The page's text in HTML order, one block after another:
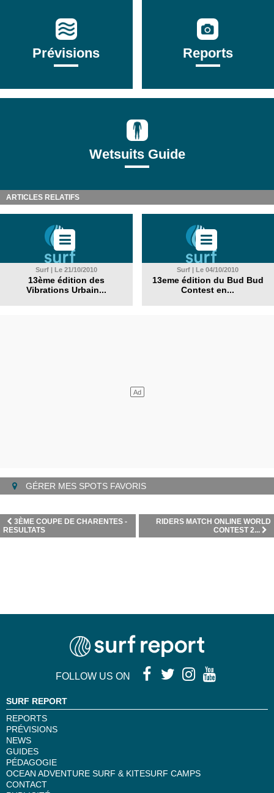
Prévisions Reports
Wetsuits Guide
ARTICLES RELATIFS
Surf | Le 21/10/2010
13ème édition des
Vibrations Urbain...
Surf | Le 04/10/2010
13eme édition du Bud Bud
Contest en...
GÉRER MES SPOTS FAVORIS
RIDERS MATCH ONLINE WORLD
CONTEST 2...
3ÈME COUPE DE CHARENTES -
RESULTATS
FOLLOW US ON
SURF REPORT
REPORTS
PRÉVISIONS
NEWS
GUIDES
PÉDAGOGIE
OCEAN ADVENTURE SURF & KITESURF CAMPS
CONTACT